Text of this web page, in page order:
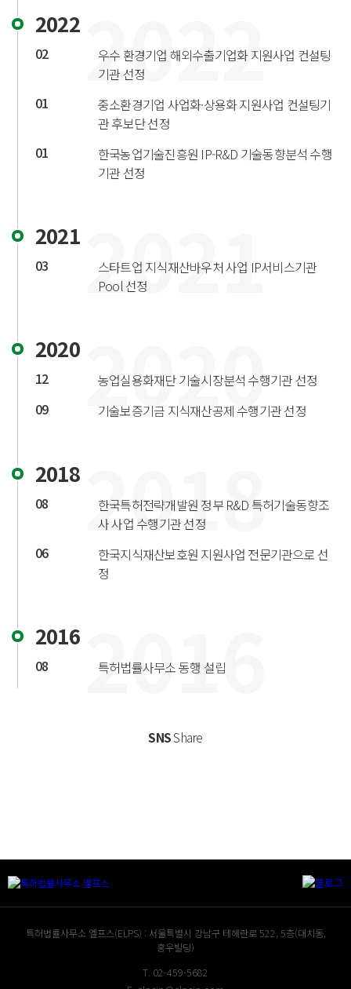
2022
2022
02
우수 환경기업 해외수출기업화 지원사업 컨설팅
기관 선정
01
중소환경기업 사업화·상용화 지원사업 컨설팅기
관 후보단 선정
01
한국농업기술진흥원 IP-R&D 기술동향분석 수행
기관 선정
2021
2021
03
스타트업 지식재산바우처 사업 IP서비스기관
Pool 선정
2020
2020
12
농업실용화재단 기술시장분석 수행기관 선정
09
기술보증기금 지식재산공제 수행기관 선정
2018
2018
08
한국특허전략개발원 정부 R&D 특허기술동향조
사 사업 수행기관 선정
06
한국지식재산보호원 지원사업 전문기관으로 선
정
2016
2016
08 특허법률사무소 동행 설립
SNSShare
특허법률사무소 엘프스(ELPS) : 서울특별시 강남구 테헤란로 522, 5층(대치동,
홍우빌딩)
T. 02-459-5682